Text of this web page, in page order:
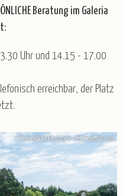
England
Schweiz
Spanien
Ungarn
Beratung im Galeria
Uhr und 14.15 - 17.00
erreichbar, der Platz
© Animaflora PicsStock - stock.adobe.com